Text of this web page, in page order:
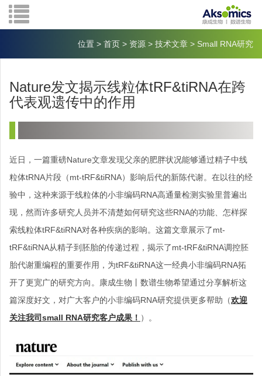
位置 > 首页 > 资源 > 技术文章 > Small RNA研究
Nature发文揭示线粒体tRF&tiRNA在跨
代表观遗传中的作用
近日，一篇重磅Nature文章发现父亲的肥胖状况能够通过精子中线
粒体tRNA片段（mt-tRF&tiRNA）影响后代的新陈代谢。在以往的经
验中，这种来源于线粒体的小非编码RNA高通量检测实验里普遍出
现，然而许多研究人员并不清楚如何研究这些RNA的功能、怎样探
索线粒体tRF&tiRNA对各种疾病的影响。这篇文章展示了mt-
tRF&tiRNA从精子到胚胎的传递过程，揭示了mt-tRF&tiRNA调控胚
胎代谢重编程的重要作用，为tRF&tiRNA这一经典小非编码RNA拓
开了更宽广的研究方向。康成生物丨数谱生物希望通过分享解析这
篇深度好文，对广大客户的小非编码RNA研究提供更多帮助（欢迎
关注我司small RNA研究客户成果！ ）。